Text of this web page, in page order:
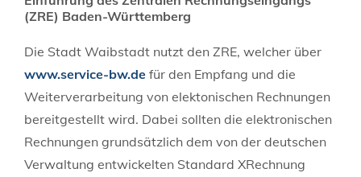
(ZRE) Baden-Württemberg
Die Stadt Waibstadt nutzt den ZRE, welcher über
www.service-bw.de für den Empfang und die
Weiterverarbeitung von elektonischen Rechnungen
bereitgestellt wird. Dabei sollten die elektronischen
Rechnungen grundsätzlich dem von der deutschen
Verwaltung entwickelten Standard XRechnung